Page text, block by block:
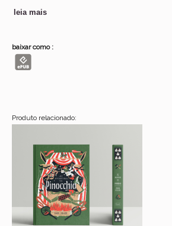
leia mais
baixar como :
Produto relacionado: